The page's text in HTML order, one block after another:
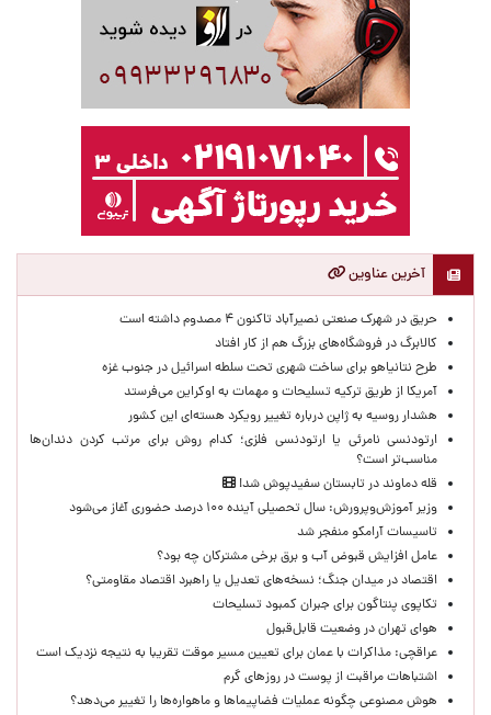
آخرین عناوین
حریق در شهرک صنعتی نصیرآباد تاکنون ۴ مصدوم داشته است
کالابرگ در فروشگاه‌های بزرگ هم از کار افتاد
طرح نتانیاهو برای ساخت شهری تحت سلطه اسرائیل در جنوب غزه
آمریکا از طریق ترکیه تسلیحات و مهمات به اوکراین می‌فرستد
هشدار روسیه به ژاپن درباره تغییر رویکرد هسته‌ای این کشور
ارتودنسی نامرئی یا ارتودنسی فلزی؛ کدام روش برای مرتب کردن دندان‌ها
مناسب‌تر است؟
قله دماوند در تابستان سفیدپوش شد!
وزیر آموزش‌وپرورش: سال تحصیلی آینده ۱۰۰ درصد حضوری آغاز می‌شود
تاسیسات آرامکو منفجر شد
عامل افزایش قبوض آب و برق برخی مشترکان چه بود؟
اقتصاد در میدان جنگ؛ نسخه‌های تعدیل یا راهبرد اقتصاد مقاومتی؟
تکاپوی پنتاگون برای جبران کمبود تسلیحات
هوای تهران در وضعیت قابل‌قبول
عراقچی: مذاکرات با عمان برای تعیین مسیر موقت تقریبا به نتیجه نزدیک است
اشتباهات مراقبت از پوست در روزهای گرم
هوش مصنوعی چگونه عملیات فضاپیماها و ماهواره‌ها را تغییر می‌دهد؟